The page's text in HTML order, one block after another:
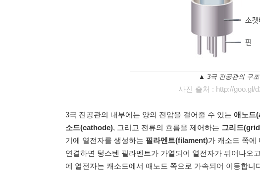
▲ 3극 진공관의 구조
사진 출처 : http://goo.gl/
3극 진공관의 내부에는 양의 전압을 걸어줄 수 있는 애노드
소드(cathode), 그리고 전류의 흐름을 제어하는 그리드
기에 열전자를 생성하는 필라멘트(filament)가 캐소드 쪽에
연결하면 텅스텐 필라멘트가 가열되어 열전자가 튀어나오
에 열전자는 캐소드에서 애노드 쪽으로 가속되어 이동합니